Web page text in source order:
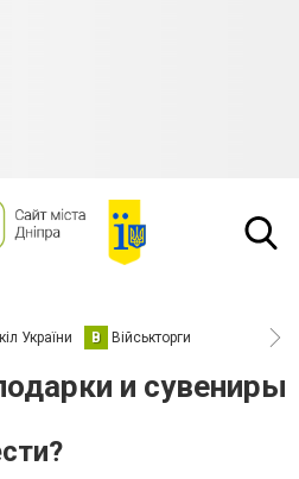
України В Військторги
и сувениры